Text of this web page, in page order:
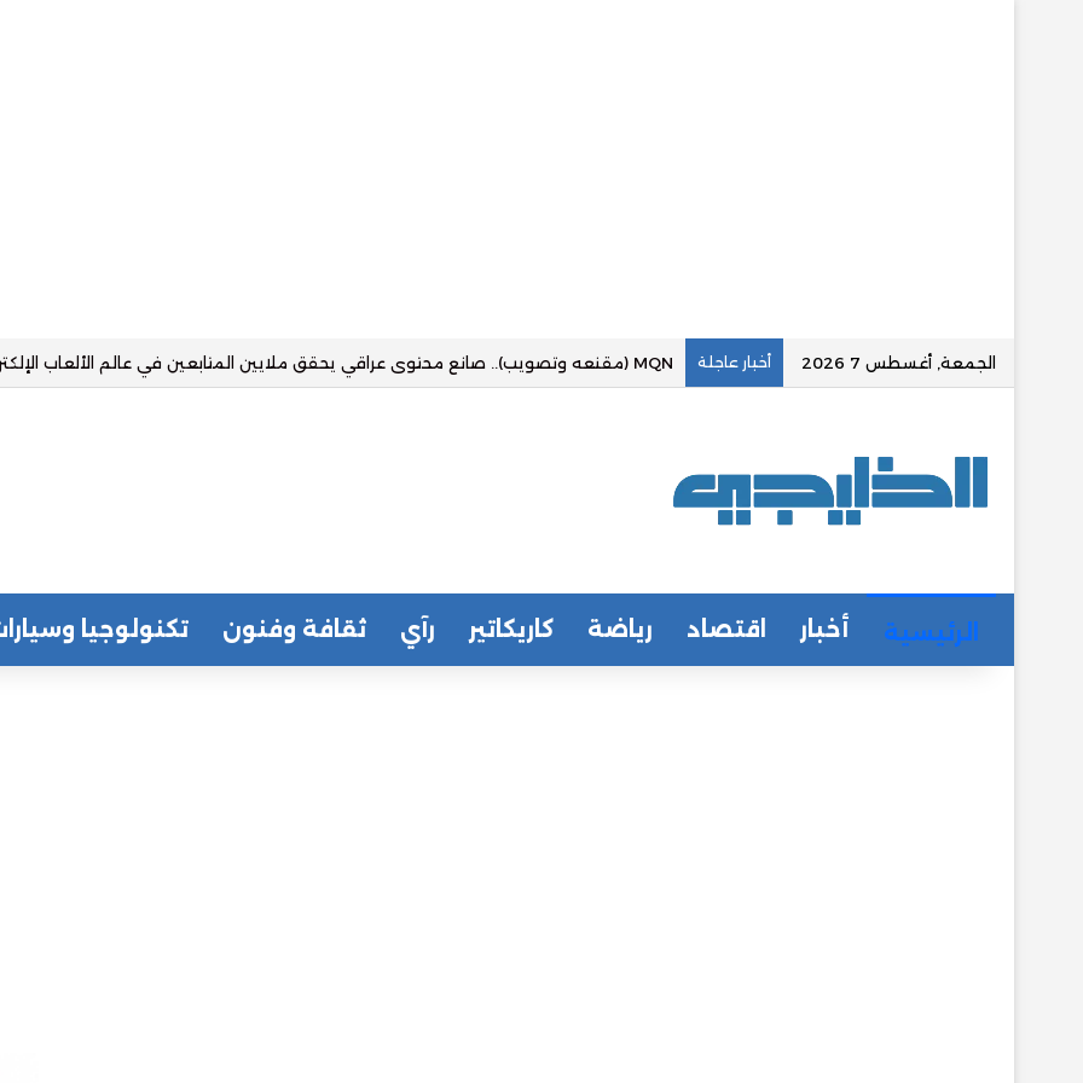
الجمعة, أغسطس 7 2026 أخبار عاجلة «عقارينا بلس» تعزز حضور التقنية في القطاع العقاري بمنصة رقمية تستهدف مختلف شرائح
الرئيسية أخبار اقتصاد رياضة كاريكاتير رآي ثقافة وفنون تكنولوجيا